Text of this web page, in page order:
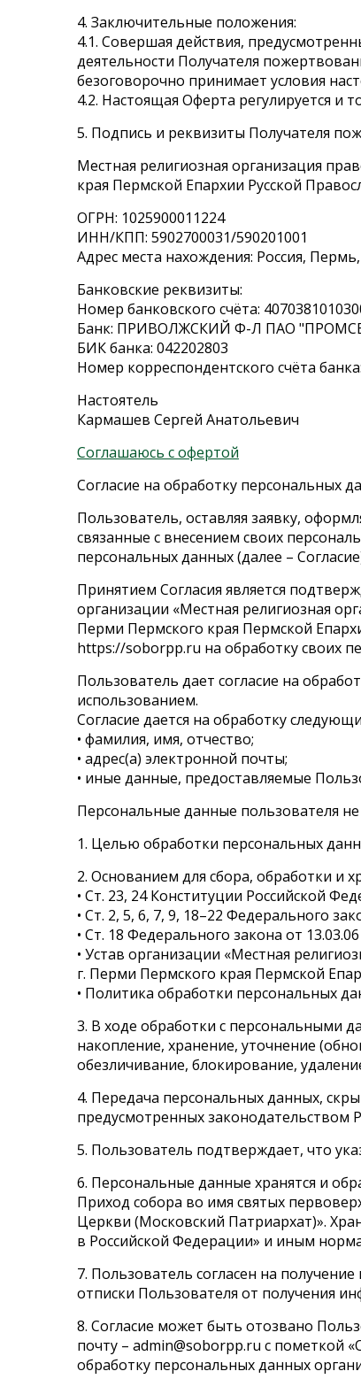
4. Заключительные положения:
4.1. Совершая действия,
деятельности Получателя
безоговорочно принимает условия
4.2. Настоящая Оферта регулируется и
5. Подпись и реквизиты Получателя
Местная религиозная организация
края Пермской Епархии Русской
ОГРН: 1025900011224
ИНН/КПП: 5902700031/590201001
Адрес места нахождения: Россия,
Банковские реквизиты:
Номер банковского счёта:
Банк: ПРИВОЛЖСКИЙ Ф-Л ПАО
БИК банка: 042202803
Номер корреспондентского счёта
Настоятель
Кармашев Сергей Анатольевич
Соглашаюсь с офертой
Согласие на обработку персональных
Пользователь, оставляя заявку,
связанные с внесением своих
персональных данных (далее –
Принятием Согласия является
организации «Местная религиозная
Перми Пермского края Пермской
https://soborpp.ru на обработку своих
Пользователь дает согласие на
использованием.
Согласие дается на обработку
• фамилия, имя, отчество;
• адрес(а) электронной почты;
• иные данные, предоставляемые
Персональные данные пользователя
1. Целью обработки персональных
2. Основанием для сбора, обработки и
• Ст. 23, 24 Конституции Российской
• Ст. 2, 5, 6, 7, 9, 18–22 Федерального
• Ст. 18 Федерального закона от
• Устав организации «Местная
г. Перми Пермского края Пермской
• Политика обработки персональных
3. В ходе обработки с персональными
накопление, хранение, уточнение
обезличивание, блокирование,
4. Передача персональных данных,
предусмотренных законодательством
5. Пользователь подтверждает, что
6. Персональные данные хранятся и
Приход собора во имя святых
Церкви (Московский Патриархат)».
в Российской Федерации» и иным
7. Пользователь согласен на
отписки Пользователя от получения
8. Согласие может быть отозвано
почту – admin@soborpp.ru с пометкой
обработку персональных данных